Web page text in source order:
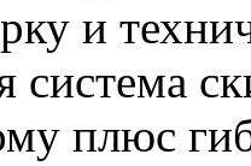
и
система
плюс